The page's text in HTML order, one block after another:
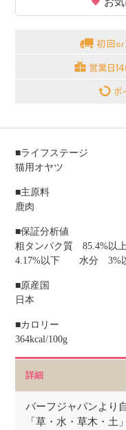
■ライフステージ
猫用オヤツ
■主原料
鹿肉
■保証分析値
粗タンパク質
4.17%以下 水分 3%
■原産国
日本
■カロリー
364kcal/100g
詳細
バーフジャパンより
「草・水・草木・土